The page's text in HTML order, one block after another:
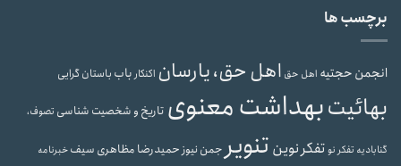
برچسب ها
انجمن حجتیه اهل حق اهل حق، یارسان اکنکارباب باستان گرایی
بهائیتبهداشت معنوی تاریخ و شخصیت شناسی تصوف،
گنابادیه تفکر نوتفکر نوین تنویر جمن نیوزحمیدرضا مظاهری سیفخبرنامه